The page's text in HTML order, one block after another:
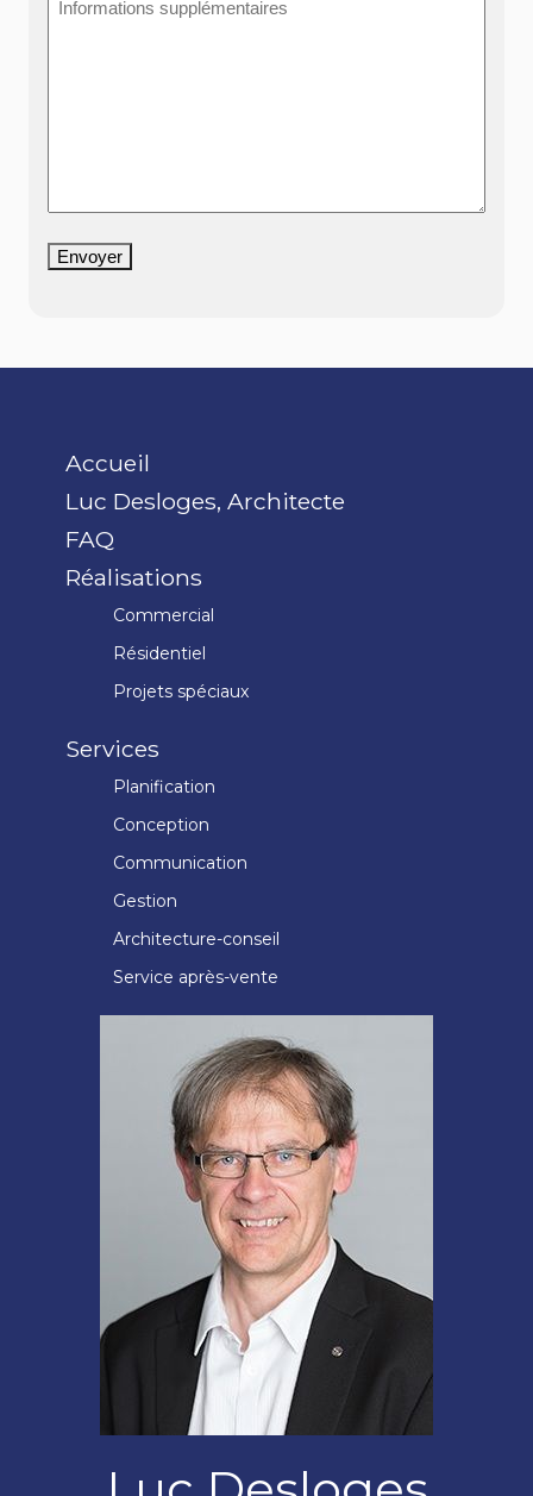
supplémentaires
Envoyer
Accueil
Luc Desloges, Architecte
FAQ
Réalisations
Commercial
Résidentiel
Projets spéciaux
Services
Planification
Conception
Communication
Gestion
Architecture-conseil
Service après-vente